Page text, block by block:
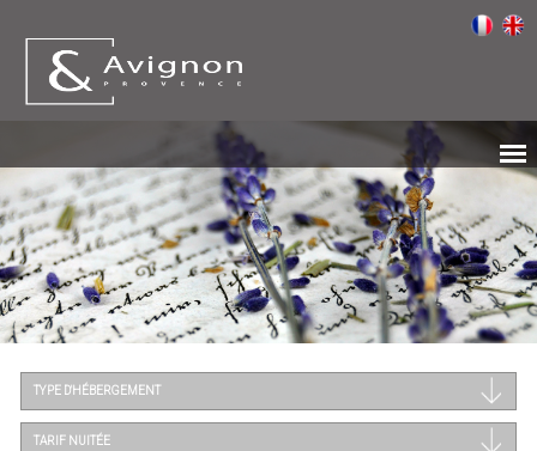
TYPE D'HÉBERGEMENT
TARIF NUITÉE